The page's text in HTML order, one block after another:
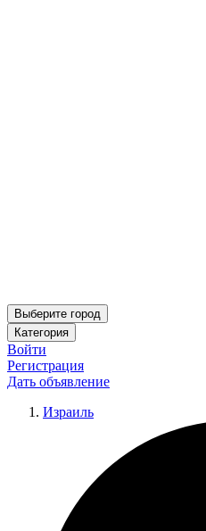
Выберите город
Категория
Войти
Регистрация
Дать объявление
Израиль